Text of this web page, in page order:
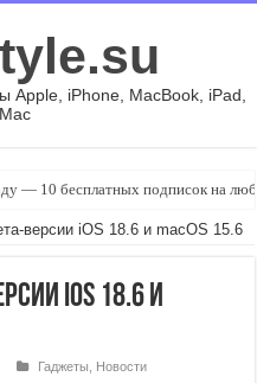
Apple, iPhone, MacBook, iPad,
— 10 бесплатных подписок на
версии iOS 18.6 и macOS 15.6
iOS 18.6 и
Гаджеты
Новости